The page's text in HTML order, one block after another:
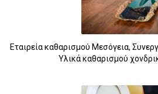
Εταιρεία καθαρισμού Μεσόγεια,
Υλικά καθαρισμού